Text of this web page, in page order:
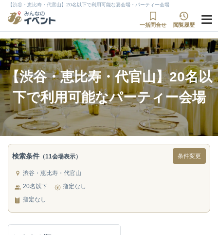
【渋谷・恵比寿・代官山】20名以下で利用可能な宴会場・パーティー会場
一括問合せ 閲覧履歴
【渋谷・恵比寿・代官山】20名以
下で利用可能なパーティー会場
検索条件 （11会場表示） 条件変更
渋谷・恵比寿・代官山
20名以下
指定なし
指定なし